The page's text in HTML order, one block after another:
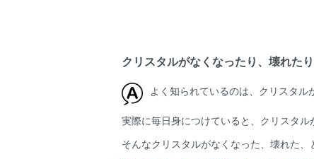
クリスタルがなくなったり、壊れた
よく知られているのは、クリスタル
実際に毎日身につけていると、クリスタ
そんなクリスタルがなくなった、壊れた、